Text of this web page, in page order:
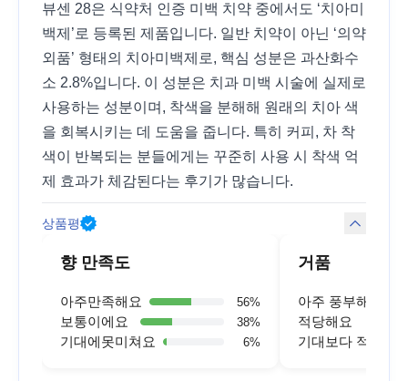
뷰센 28은 식약처 인증 미백 치약 중에서도 ‘치아미
백제’로 등록된 제품입니다. 일반 치약이 아닌 ‘의약
외품’ 형태의 치아미백제로, 핵심 성분은 과산화수
소 2.8%입니다. 이 성분은 치과 미백 시술에 실제로
사용하는 성분이며, 착색을 분해해 원래의 치아 색
을 회복시키는 데 도움을 줍니다. 특히 커피, 차 착
색이 반복되는 분들에게는 꾸준히 사용 시 착색 억
제 효과가 체감된다는 후기가 많습니다.
상품평
향 만족도
아주만족해요 56%
보통이에요 38%
기대에못미쳐요 6%
거품
아주 풍부해요
적당해요
기대보다 적어요